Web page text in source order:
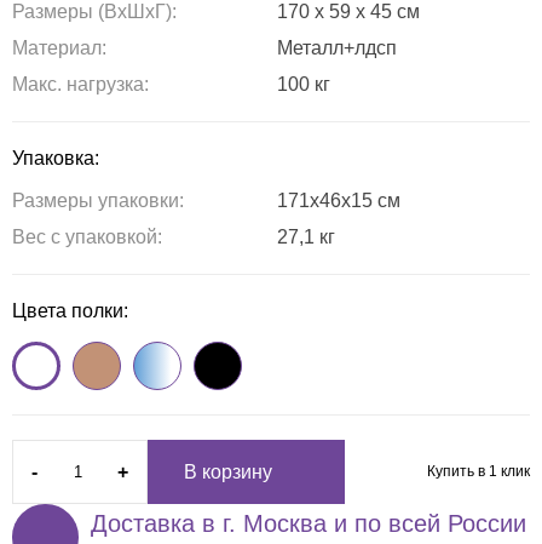
Размеры (ВxШxГ):
170 x 59 x 45 см
Материал:
Металл+лдсп
Maкс. нагрузка:
100 кг
Упаковка:
Размеры упаковки:
171x46x15 см
Вес с упаковкой:
27,1 кг
Цвета полки:
- + В корзину Купить в 1 клик
Доставка в г. Москва и по всей России